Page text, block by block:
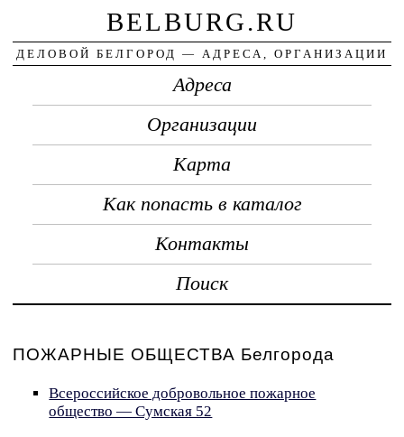
BELBURG.RU
ДЕЛОВОЙ БЕЛГОРОД — АДРЕСА, ОРГАНИЗАЦИИ
Адреса
Организации
Карта
Как попасть в каталог
Контакты
Поиск
ПОЖАРНЫЕ ОБЩЕСТВА Белгорода
Всероссийское добровольное пожарное
общество — Сумская 52